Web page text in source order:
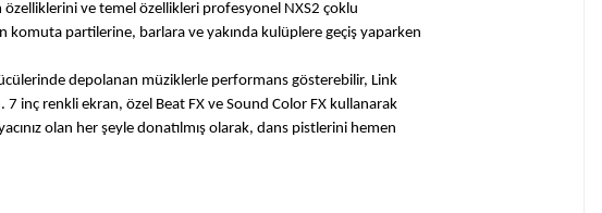
özelliklerini ve temel özellikleri profesyonel NXS2 çoklu
komuta partilerine, barlara ve yakında kulüplere geçiş yaparken
depolanan müziklerle performans gösterebilir, Link
7 inç renkli ekran, özel Beat FX ve Sound Color FX kullanarak
olan her şeyle donatılmış olarak, dans pistlerini hemen